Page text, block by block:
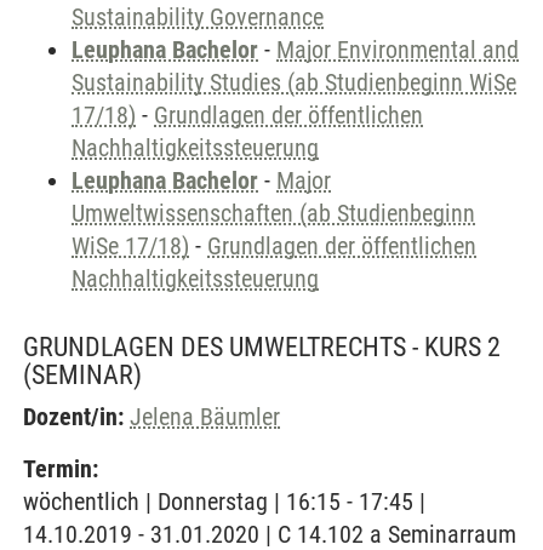
Sustainability Governance
Leuphana Bachelor - Major Environmental and
Sustainability Studies (ab Studienbeginn WiSe
17/18) - Grundlagen der öffentlichen
Nachhaltigkeitssteuerung
Leuphana Bachelor - Major
Umweltwissenschaften (ab Studienbeginn
WiSe 17/18) - Grundlagen der öffentlichen
Nachhaltigkeitssteuerung
GRUNDLAGEN DES UMWELTRECHTS - KURS 2
(SEMINAR)
Dozent/in: Jelena Bäumler
Termin:
wöchentlich | Donnerstag | 16:15 - 17:45 |
14.10.2019 - 31.01.2020 | C 14.102 a Seminarraum